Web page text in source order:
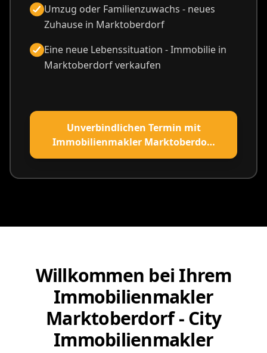
Umzug oder Familienzuwachs - neues
Zuhause in Marktoberdorf
Eine neue Lebenssituation - Immobilie in
Marktoberdorf verkaufen
Unverbindlichen Termin mit
Immobilienmakler Marktoberdorf
vereinbaren
Willkommen bei Ihrem
Immobilienmakler
Marktoberdorf - City
Immobilienmakler